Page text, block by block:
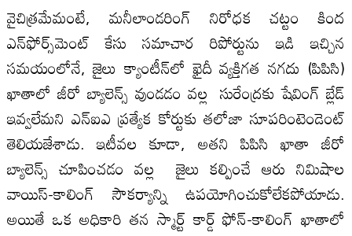
వైచిత్రమేమంటే, మనీలాండరింగ్ నిరోధక చట్టం కింద
ఎన్‌ఫోర్స్‌మెంట్ కేసు సమాచార రిపోర్టును ఇడి ఇచ్చిన
సమయంలోనే, జైలు క్యాంటీన్‌లో ఖైదీ వ్యక్తిగత నగదు (పిపిసి)
ఖాతాలో జీరో బ్యాలెన్స్ వుండడం వల్ల సురేంద్రకు షేవింగ్ బ్లేడ్
ఇవ్వలేమని ఎన్‌ఐ‌ఎ ప్రత్యేక కోర్టుకు తలోజా సూపరింటెండెంట్
తెలియజేశాడు. ఇటీవల కూడా, అతని పిపిసి ఖాతా జీరో
బ్యాలెన్స్ చూపించడం వల్ల జైలు కల్పించే ఆరు నిమిషాల
వాయిస్-కాలింగ్ సౌకర్యాన్ని ఉపయోగించుకోలేకపోయాడు.
అయితే ఒక అధికారి తన స్మార్ట్ కార్డ్ ఫోన్-కాలింగ్ ఖాతాలో